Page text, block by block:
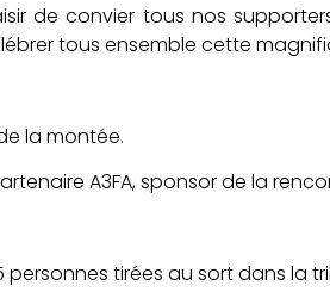
de convier tous nos
tous ensemble cette
la montée.
A3FA, sponsor de la
personnes tirées au sort dans la